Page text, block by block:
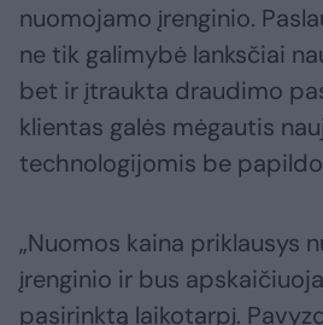
nuomojamo įrenginio.
ne tik galimybė lanksčiai
bet ir įtraukta draudimo
klientas galės mėgautis
technologijomis be
„Nuomos kaina priklausys
įrenginio ir bus
pasirinktą laikotarpį.